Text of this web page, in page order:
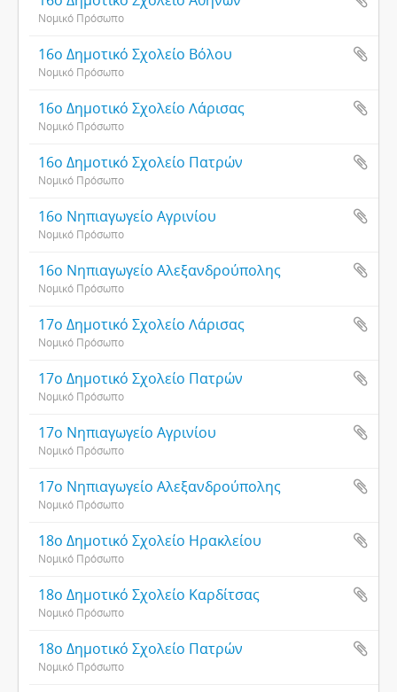
Νομικό Πρόσωπο
16ο Δημοτικό Σχολείο Βόλου
Νομικό Πρόσωπο
16ο Δημοτικό Σχολείο Λάρισας
Νομικό Πρόσωπο
16ο Δημοτικό Σχολείο Πατρών
Νομικό Πρόσωπο
16ο Νηπιαγωγείο Αγρινίου
Νομικό Πρόσωπο
16ο Νηπιαγωγείο Αλεξανδρούπολης
Νομικό Πρόσωπο
17ο Δημοτικό Σχολείο Λάρισας
Νομικό Πρόσωπο
17ο Δημοτικό Σχολείο Πατρών
Νομικό Πρόσωπο
17ο Νηπιαγωγείο Αγρινίου
Νομικό Πρόσωπο
17ο Νηπιαγωγείο Αλεξανδρούπολης
Νομικό Πρόσωπο
18ο Δημοτικό Σχολείο Ηρακλείου
Νομικό Πρόσωπο
18ο Δημοτικό Σχολείο Καρδίτσας
Νομικό Πρόσωπο
18ο Δημοτικό Σχολείο Πατρών
Νομικό Πρόσωπο